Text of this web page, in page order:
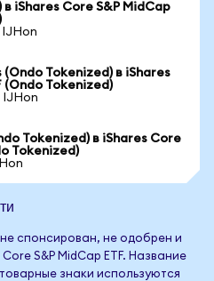
в iShares Core S&P MidCap
IJHon
Tokenized) в iShares
(Ondo Tokenized)
IJHon
Tokenized) в iShares Core
Tokenized)
спонсирован, не одобрен и
S&P MidCap ETF. Название
знаки используются